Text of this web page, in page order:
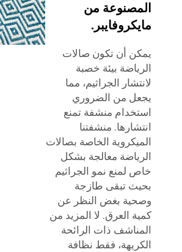
المصنوعة من
مايكروفايبر.
يمكن أن تكون صالات
الرياضة بيئة خصبة
لانتشار الجراثيم، مما
يجعل من الضروري
استخدام منشفة تمنع
انتشارها. منشفتنا
الميكروية الخاصة بصالات
الرياضة معالجة بشكل
خاص لمنع نمو الجراثيم
بحيث تبقى طازجة
وصحية بغض النظر عن
كمية العرق. لا المزيد من
المناشف ذات الرائحة
الكريهة، فقط نظافة